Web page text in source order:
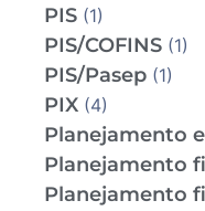
PIS (1)
PIS/COFINS (1)
PIS/Pasep (1)
PIX (4)
Planejamento
Planejamento
Planejamento